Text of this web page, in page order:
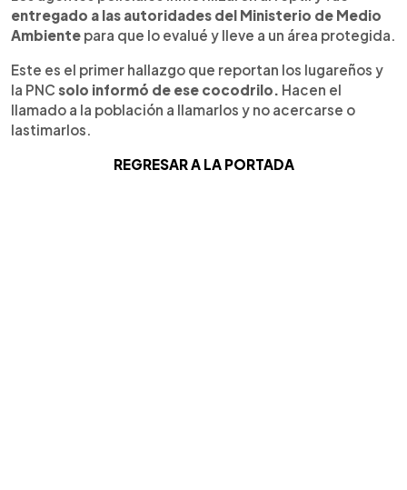
entregado a las autoridades del Ministerio de Medio
Ambiente para que lo evalué y lleve a un área protegida.
Este es el primer hallazgo que reportan los lugareños y
la PNC solo informó de ese cocodrilo. Hacen el
llamado a la población a llamarlos y no acercarse o
lastimarlos.
REGRESAR A LA PORTADA